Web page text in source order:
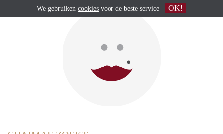
We gebruiken cookies voor de beste service OK!